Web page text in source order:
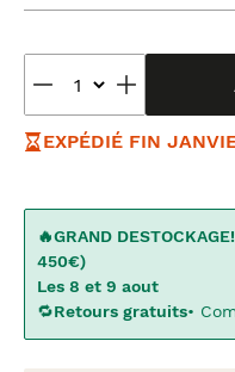
EXPÉDIÉ FIN
🔥GRAND
450€)
Les 8 et 9 aout
🔁Retours gratuits•